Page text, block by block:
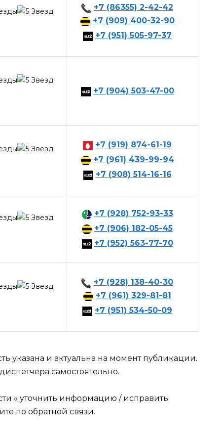
+7 (86355) 2-42-42
+7 (909) 400-32-90
+7 (951) 505-97-37
+7 (904) 503-47-00
+7 (919) 874-61-19
+7 (961) 439-99-94
+7 (908) 514-16-16
+7 (928) 752-93-33
+7 (906) 182-05-45
+7 (952) 563-77-70
+7 (928) 138-40-30
+7 (961) 329-81-81
+7 (951) 534-50-09
указана и актуальна на момент публикации.
самостоятельно.
« уточнить информацию / исправить
по обратной связи.